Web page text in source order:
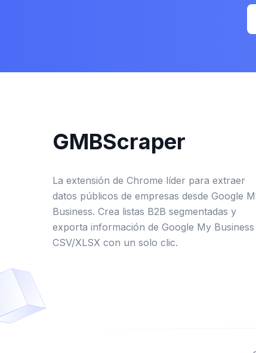
GMBScraper
La extensión de Chrome líder para extraer
datos públicos de empresas desde Google
Business. Crea listas B2B segmentadas y
exporta información de Google My Business
CSV/XLSX con un solo clic.